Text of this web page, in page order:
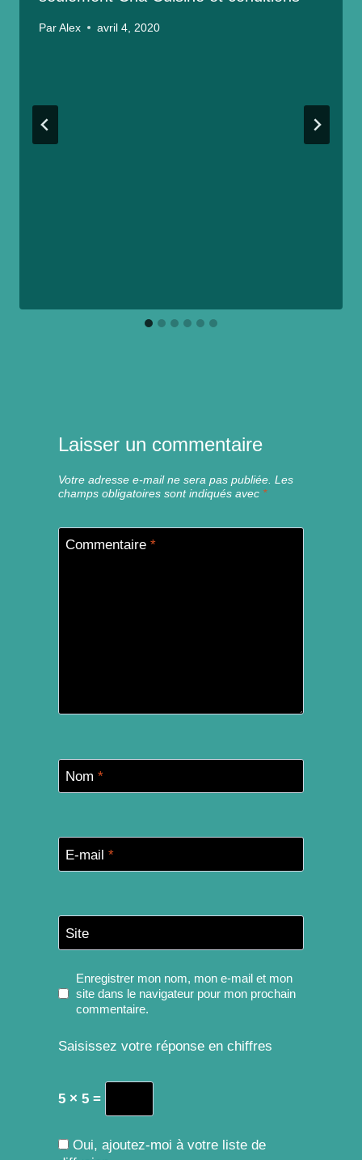
Par Alex avril 4, 2020
Laisser un commentaire
Votre adresse e-mail ne sera pas publiée. Les
champs obligatoires sont indiqués avec *
Commentaire *
Nom *
E-mail *
Site
Enregistrer mon nom, mon e-mail et mon
site dans le navigateur pour mon prochain
commentaire.
Saisissez votre réponse en chiffres
5 × 5 =
Oui, ajoutez-moi à votre liste de